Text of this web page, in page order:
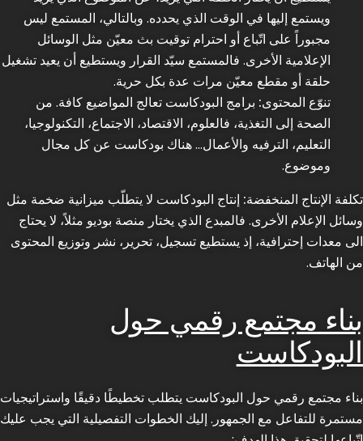
ويستمع إليها في الوقت الذي يحدده. وبالتالي، المستمع ليس
مجبوراً على اتّباع أو احترام توقيت بث معيّن مثل الوسائل
الإعلامية الأخرى. فالمستمع سيّد القرار ويستطيع أن يعيد تشغيل
حلقة أو مقطع معيّن مرات عدة بكل حرية.
تنوّع المحتوى: برامج البودكاست تعالج المواضيع كافة. من
الصحة إلى التغذية، فالعلوم، الاقتصاد، الاجتماع، التكنولوجيا،
التعليم، الترفيه والأعمال… هناك بودكاست عن كل مجال
وموضوع.
تكلفة الإنتاج المنخفضة: إنتاج البودكاست لا يتطلّب ميزانية ضخمة مثل
وسائل الإعلام الأخرى. فالمبدع الذي يختار منصة بوديو مثلاً، لا يحتاج
الى معدات إحترافية، إذ يستطيع تسجيل، تحرير، نشر وتوزيع المحتوى
من الهاتف.
بناء مجتمع رقمي حول
البودكاست
بناء مجتمع رقمي حول البودكاست يتطلب تخطيطًا دقيقًا واستراتيجيات
مستمرة للتفاعل مع الجمهور. إليك الخطوات التفصيلية التي يجب عليك